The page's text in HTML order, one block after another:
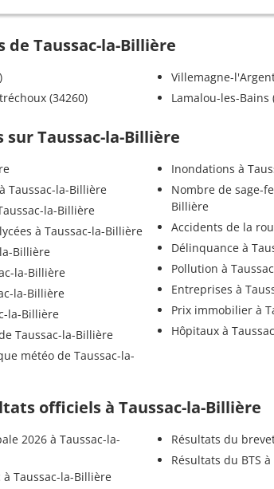
de Taussac-la-Billière
(34260)
Villemagne-
Lamalou-les-Bains
sur Taussac-la-Billière
Taussac-la-Billière
la-Billière
à Taussac-la-Billière
Billière
la-Billière
la-Billière
la-Billière
Taussac-la-Billière
météo de Taussac-la-
Inondations à
Nombre de sage-
Billière
Accidents de la
Délinquance à
Pollution à
Entreprises à
Prix immobilier à
Hôpitaux à
officiels à Taussac-la-Billière
2026 à Taussac-la-
Taussac-la-Billière
Résultats du
Résultats du BTS